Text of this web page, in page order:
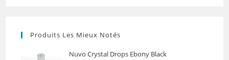
Produits Les Mieux Notés
Nuvo Crystal Drops Ebony Black